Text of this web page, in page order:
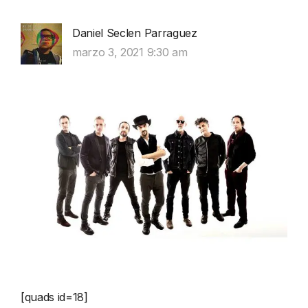
Daniel Seclen Parraguez
marzo 3, 2021 9:30 am
[quads id=18]